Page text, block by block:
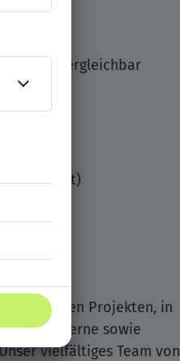
oder vergleichbar
MS Project)
Projekten, in
Konzerne sowie
vielfältiges Team von